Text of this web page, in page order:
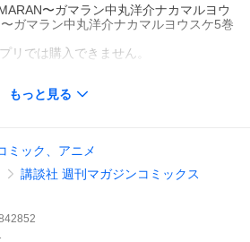
〜ガマラン中丸洋介ナカマルヨウ
ガマラン中丸洋介ナカマルヨウスケ5巻
リでは購入できません。
上がった十流派は全て猛者ぞろい。大
い手“皆殺し”の卍卍(かさねまんじ)流
を操る魂隠(たまがくし)流からの攻撃
ながらの戦いは、三つ巴の死闘とな
品をもっと見る
もっと見る
ミック、アニメ
講談社 週刊マガジンコミックス